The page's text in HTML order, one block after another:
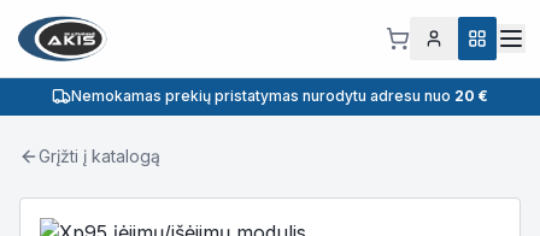
Nemokamas prekių pristatymas nurodytu adresu nuo 20 €
Grįžti į katalogą